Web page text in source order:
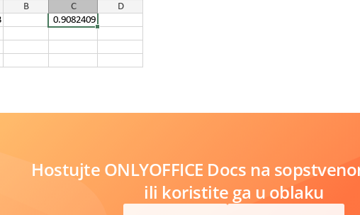
Hostujte ONLYOFFICE Docs na
ili koristite ga u oblaku